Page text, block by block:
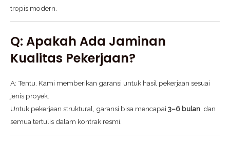
tropis modern.
Q: Apakah Ada Jaminan
Kualitas Pekerjaan?
A: Tentu. Kami memberikan garansi untuk hasil pekerjaan sesuai
jenis proyek.
Untuk pekerjaan struktural, garansi bisa mencapai 3–6 bulan , dan
semua tertulis dalam kontrak resmi.